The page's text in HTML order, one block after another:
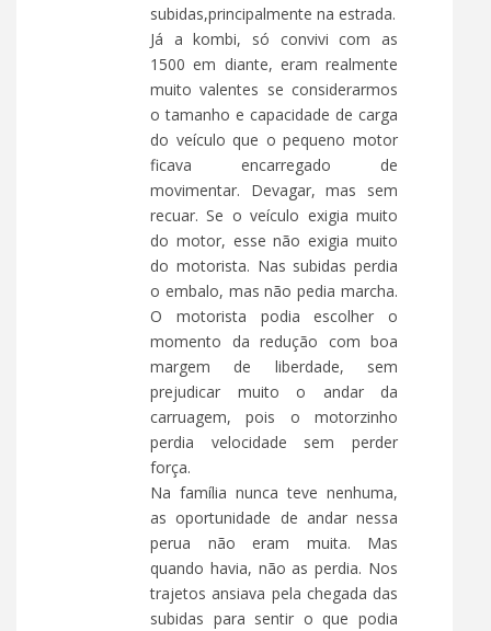
subidas,principalmente na estrada.
Já a kombi, só convivi com as
1500 em diante, eram realmente
muito valentes se considerarmos
o tamanho e capacidade de carga
do veículo que o pequeno motor
ficava encarregado de
movimentar. Devagar, mas sem
recuar. Se o veículo exigia muito
do motor, esse não exigia muito
do motorista. Nas subidas perdia
o embalo, mas não pedia marcha.
O motorista podia escolher o
momento da redução com boa
margem de liberdade, sem
prejudicar muito o andar da
carruagem, pois o motorzinho
perdia velocidade sem perder
força.
Na família nunca teve nenhuma,
as oportunidade de andar nessa
perua não eram muita. Mas
quando havia, não as perdia. Nos
trajetos ansiava pela chegada das
subidas para sentir o que podia